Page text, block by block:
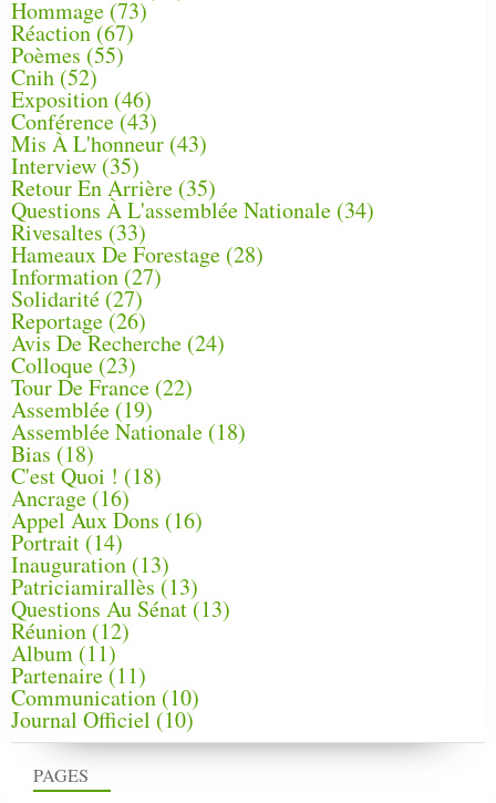
PAGES
Hommage (73)
Réaction(67)
Poèmes (55)
Cnih (52)
Exposition (46)
Conférence(43)
Mis À L'honneur (43)
Interview (35)
Retour En Arrière (35)
Questions À L'assemblée Nationale (34)
Rivesaltes (33)
Hameaux De Forestage (28)
Information (27)
Solidarité (27)
Reportage (26)
Avis De Recherche (24)
Colloque (23)
Tour De France (22)
Assemblée (19)
Assemblée Nationale (18)
Bias (18)
C'est Quoi ! (18)
Ancrage (16)
Appel Aux Dons (16)
Portrait (14)
Inauguration (13)
Patriciamirallès (13)
Questions Au Sénat(13)
Réunion (12)
Album (11)
Partenaire(11)
Communication (10)
Journal Officiel (10)